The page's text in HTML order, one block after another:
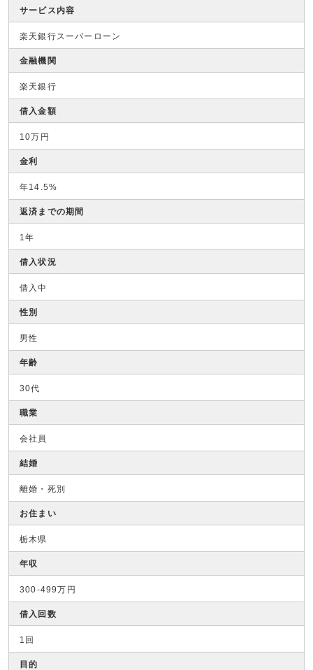
サービス内容
楽天銀行スーパーローン
金融機関
楽天銀行
借入金額
10万円
金利
年14.5%
返済までの期間
1年
借入状況
借入中
性別
男性
年齢
30代
職業
会社員
結婚
離婚・死別
お住まい
栃木県
年収
300-499万円
借入回数
1回
目的